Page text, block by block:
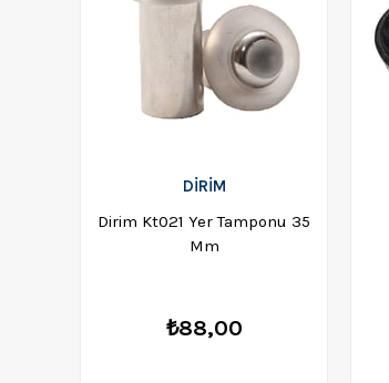
DİRİM
Dirim Kt021 Yer Tamponu 35
Mm
₺88,00